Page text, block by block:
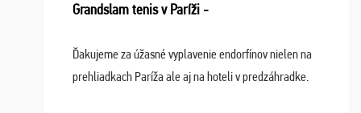
Grandslam tenis v Paríži -
Ďakujeme za úžasné vyplavenie endorfínov nielen na
prehliadkach Paríža ale aj na hoteli v predzáhradke.